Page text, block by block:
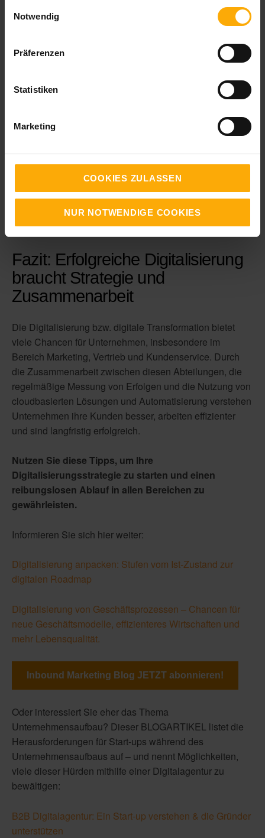
Notwendig
Präferenzen
Statistiken
Marketing
COOKIES ZULASSEN
NUR NOTWENDIGE COOKIES
Zu wem passt die HubSpot Plattform? Beispiele
In diesem Zusammenhang ist der Beitrag zum Thema
Folge 30: Change Management im B2B: Den digitalen Wandel erfolgreich gestalten
Digitalize or Die – der Podcast für Marketing, Vertrieb und Kundenservice
Abspielen
Fazit: Erfolgreiche Digitalisierung
braucht Strategie und
Zusammenarbeit
Die Digitalisierung bzw. digitale Transformation bietet
viele Chancen für Unternehmen, insbesondere im
Bereich Marketing, Vertrieb und Kundenservice. Durch
die Zusammenarbeit zwischen diesen Abteilungen, die
regelmäßige Messung von Erfolgen und die Nutzung von
cloudbasierten Lösungen und Automatisierung verstehen
Unternehmen ihre Kunden besser, arbeiten effizienter
und sind langfristig erfolgreich.
Nutzen Sie diese Tipps, um Ihre
Digitalisierungsstrategie zu starten und einen
reibungslosen Ablauf in allen Bereichen zu
gewährleisten.
Informieren Sie sich hier weiter:
Digitalisierung anpacken: Stufen vom Ist-Zustand zur
digitalen Roadmap
Digitalisierung von Geschäftsprozessen – Chancen für
neue Geschäftsmodelle, effizienteres Wirtschaften und
mehr Lebensqualität.
Inbound Marketing Blog JETZT abonnieren!
Oder interessiert Sie eher das Thema
Unternehmensaufbau? Dieser BLOGARTIKEL listet die
Herausforderungen für Start-ups während des
Unternehmensaufbaus auf – und nennt Möglichkeiten,
viele dieser Hürden mithilfe einer Digitalagentur zu
bewältigen:
B2B Digitalagentur: Ein Start-up verstehen & die Gründer
unterstützen